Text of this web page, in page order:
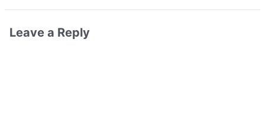
Leave a Reply